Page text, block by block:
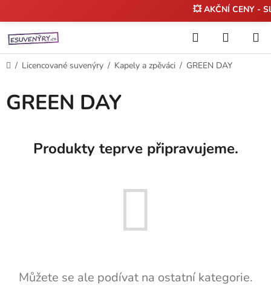
na
obsah
💥 AKČNÍ CENY -
Hledat
KOŠÍK
Domů
/ Licencované suvenýry / Kapely a zpěváci / GREEN DAY
GREEN DAY
Produkty teprve připravujeme.
Můžete se ale podívat na ostatní kategorie.